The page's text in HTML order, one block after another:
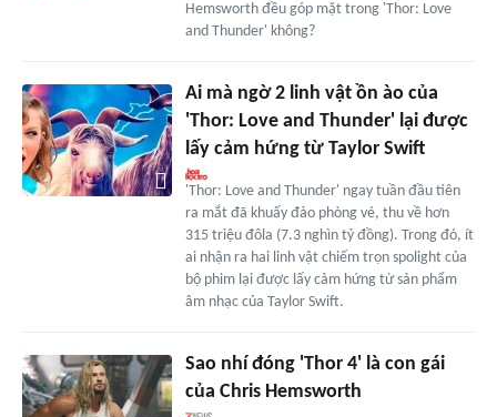
Hemsworth đều góp mặt trong 'Thor: Love
and Thunder' không?
Ai mà ngờ 2 linh vật ồn ào của
'Thor: Love and Thunder' lại được
lấy cảm hứng từ Taylor Swift
'Thor: Love and Thunder' ngay tuần đầu tiên
ra mắt đã khuấy đảo phòng vé, thu về hơn
315 triệu đôla (7.3 nghìn tỷ đồng). Trong đó, ít
ai nhận ra hai linh vật chiếm trọn spolight của
bộ phim lại được lấy cảm hứng từ sản phẩm
âm nhạc của Taylor Swift.
Sao nhí đóng 'Thor 4' là con gái
của Chris Hemsworth